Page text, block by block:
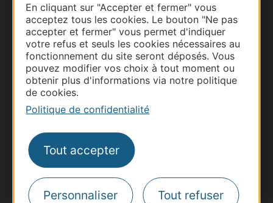
En cliquant sur "Accepter et fermer" vous
acceptez tous les cookies. Le bouton "Ne pas
accepter et fermer" vous permet d'indiquer
votre refus et seuls les cookies nécessaires au
fonctionnement du site seront déposés. Vous
pouvez modifier vos choix à tout moment ou
obtenir plus d'informations via notre politique
de cookies.
Politique de confidentialité
Tout accepter
Personnaliser Tout refuser
Thermalisme
Business/Mice
Pros d'Occitanie
Site presse et d'influence
Voyagistes
Destination Sport
Inscrivez-vous à la lettre d'information
Destination Occitanie pour recevoir des
suggestions de séjours, de visites et de sorties.